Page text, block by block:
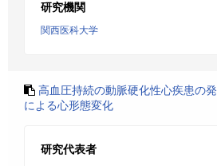
研究機関
関西医科大学
高血圧持続の動脈硬化性心疾患の
による心形態変化
研究代表者